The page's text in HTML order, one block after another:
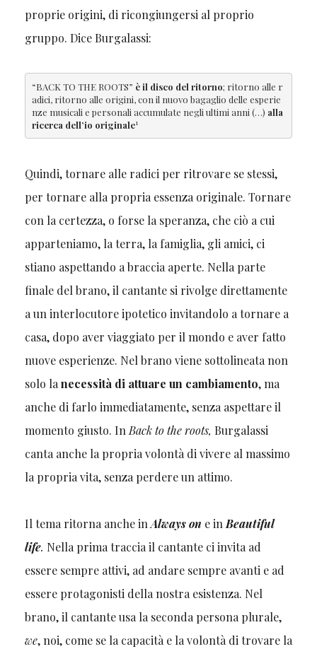
proprie origini, di ricongiungersi al proprio
gruppo. Dice Burgalassi:
“BACK TO THE ROOTS” è il disco del ritorno; ritorno alle r
adici, ritorno alle origini, con il nuovo bagaglio delle esperie
nze musicali e personali accumulate negli ultimi anni (…) alla
ricerca dell’io originale1
Quindi, tornare alle radici per ritrovare se stessi,
per tornare alla propria essenza originale. Tornare
con la certezza, o forse la speranza, che ciò a cui
apparteniamo, la terra, la famiglia, gli amici, ci
stiano aspettando a braccia aperte. Nella parte
finale del brano, il cantante si rivolge direttamente
a un interlocutore ipotetico invitandolo a tornare a
casa, dopo aver viaggiato per il mondo e aver fatto
nuove esperienze. Nel brano viene sottolineata non
solo lanecessità di attuare un cambiamento, ma
anche di farlo immediatamente, senza aspettare il
momento giusto. InBack to the roots, Burgalassi
canta anche la propria volontà di vivere al massimo
la propria vita, senza perdere un attimo.
Il tema ritorna anche inAlways on e inBeautiful
life. Nella prima traccia il cantante ci invita ad
essere sempre attivi, ad andare sempre avanti e ad
essere protagonisti della nostra esistenza. Nel
brano, il cantante usa la seconda persona plurale,
we, noi, come se la capacità e la volontà di trovare la